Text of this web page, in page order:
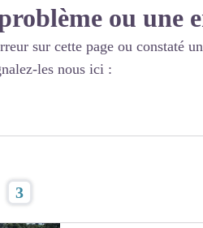
ou une
sur cette page ou constaté
les nous ici :
3